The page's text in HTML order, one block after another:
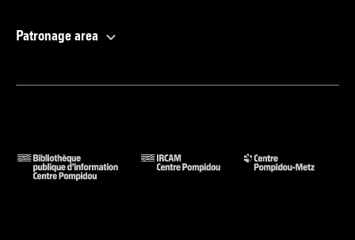
Patronage area